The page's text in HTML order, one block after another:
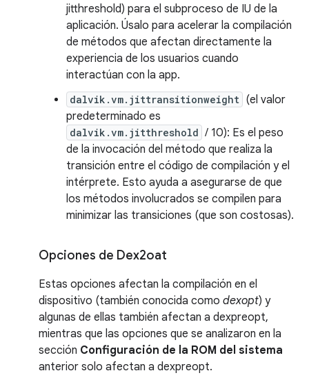
jitthreshold) para el subproceso de IU de la
aplicación. Úsalo para acelerar la compilación
de métodos que afectan directamente la
experiencia de los usuarios cuando
interactúan con la app.
dalvik.vm.jittransitionweight (el valor
predeterminado es
dalvik.vm.jitthreshold / 10): Es el peso
de la invocación del método que realiza la
transición entre el código de compilación y el
intérprete. Esto ayuda a asegurarse de que
los métodos involucrados se compilen para
minimizar las transiciones (que son costosas).
Opciones de Dex2oat
Estas opciones afectan la compilación en el
dispositivo (también conocida como dexopt) y
algunas de ellas también afectan a dexpreopt,
mientras que las opciones que se analizaron en la
sección Configuración de la ROM del sistema
anterior solo afectan a dexpreopt.